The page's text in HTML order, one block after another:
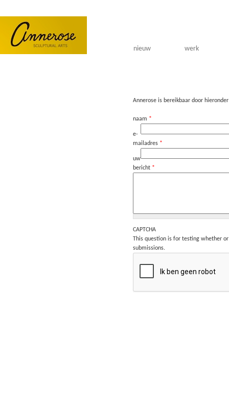
nieuw werk
Annerose is bereikbaar door
naam *
e-
mailadres *
uw
bericht *
CAPTCHA
This question is for testing whether
submissions.